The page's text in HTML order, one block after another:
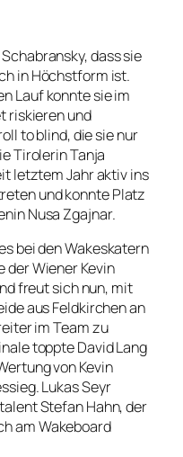
dass sie
in Höchstform ist.
Lauf konnte sie im
riskieren und
to blind, die sie nur
Tirolerin Tanja
letztem Jahr aktiv ins
und konnte Platz
Nusa Zgajnar.
bei den Wakeskatern
der Wiener Kevin
freut sich nun, mit
aus Feldkirchen an
im Team zu
toppte David Lang
von Kevin
Lukas Seyr
Stefan Hahn, der
am Wakeboard